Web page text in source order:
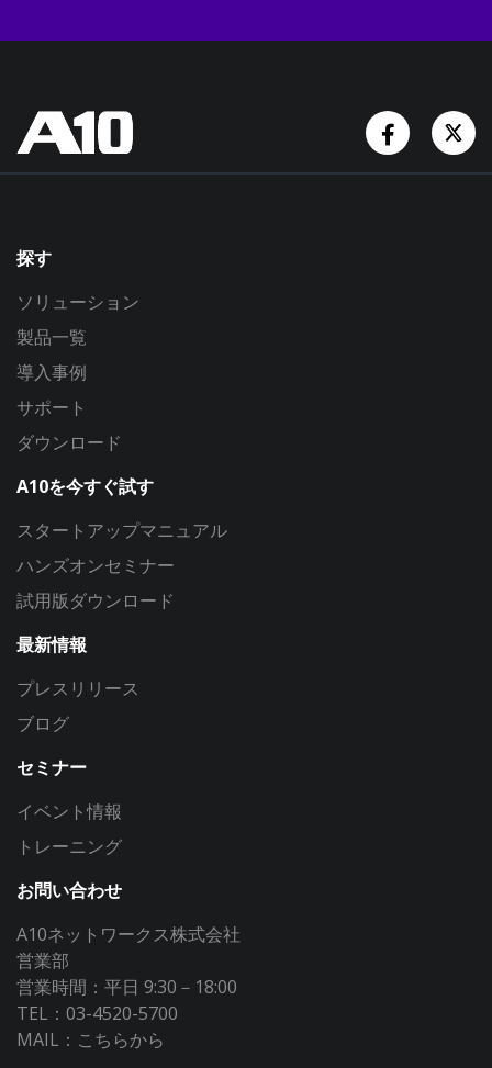
探す
ソリューション
製品一覧
導入事例
サポート
ダウンロード
A10を今すぐ試す
スタートアップマニュアル
ハンズオンセミナー
試用版ダウンロード
最新情報
プレスリリース
ブログ
セミナー
イベント情報
トレーニング
お問い合わせ
A10ネットワークス株式会社
営業部
営業時間：平日 9:30－18:00
TEL：03-4520-5700
MAIL： こちらから